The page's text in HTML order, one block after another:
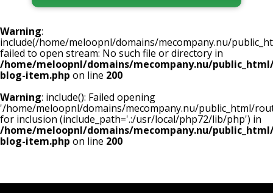
Warning:
include(/home/meloopnl/domains/mecompany.nu/
failed to open stream: No such file or directory in
/home/meloopnl/domains/mecompany.nu/
blog-item.php on line 200
Warning: include(): Failed opening
'/home/meloopnl/domains/mecompany.nu/public_html/
for inclusion (include_path='.:/usr/local/php72/lib/php') in
/home/meloopnl/domains/mecompany.nu/
blog-item.php on line 200